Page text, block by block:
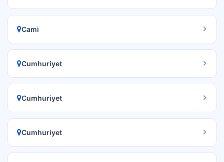
Cami
Cumhuriyet
Cumhuriyet
Cumhuriyet